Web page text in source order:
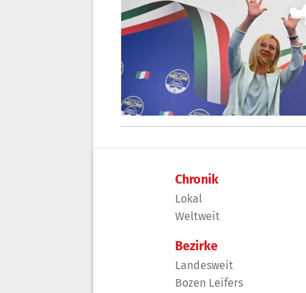
Chronik
Lokal
Weltweit
Bezirke
Landesweit
Bozen Leifers